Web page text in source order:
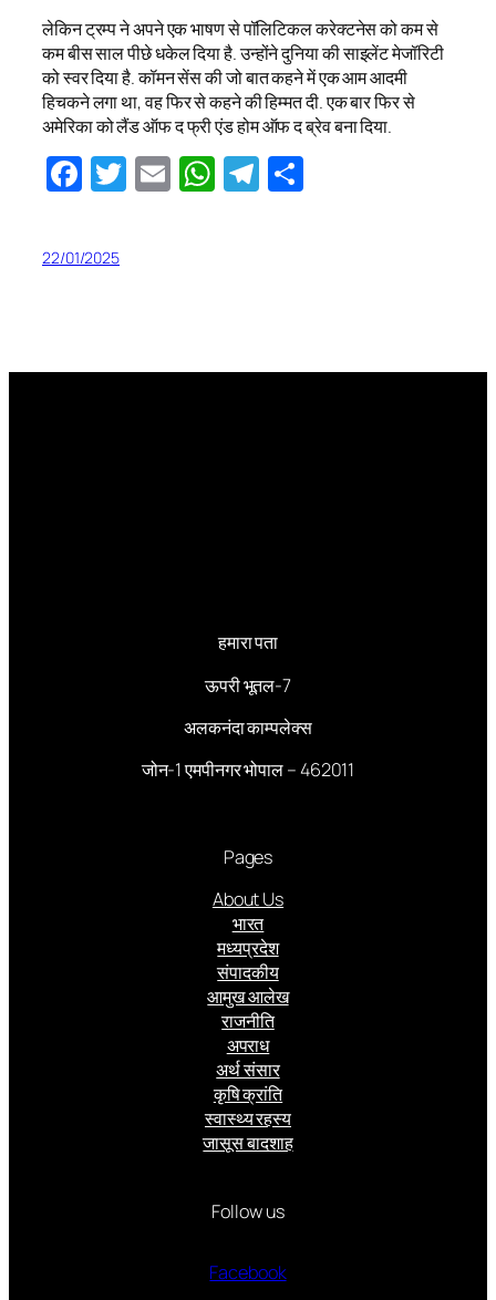
लेकिन ट्रम्प ने अपने एक भाषण से पॉलिटिकल करेक्टनेस को कम से
कम बीस साल पीछे धकेल दिया है. उन्होंने दुनिया की साइलेंट मेजॉरिटी
को स्वर दिया है. कॉमन सेंस की जो बात कहने में एक आम आदमी
हिचकने लगा था, वह फिर से कहने की हिम्मत दी. एक बार फिर से
अमेरिका को लैंड ऑफ द फ्री एंड होम ऑफ द ब्रेव बना दिया.
Facebook
Twitter
EmailWhatsApp
Telegram
22/01/2025
हमारा पता
ऊपरी भूतल-7
अलकनंदा काम्पलेक्स
जोन-1 एमपीनगर भोपाल – 462011
Pages
About Us
भारत
मध्यप्रदेश
संपादकीय
आमुख आलेख
राजनीति
अपराध
अर्थ संसार
कृषि क्रांति
स्वास्थ्य रहस्य
जासूस बादशाह
Follow us
Facebook